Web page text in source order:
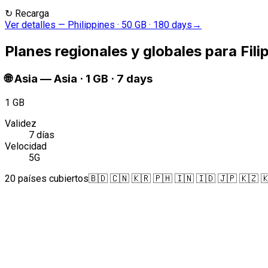
↻ Recarga
Ver detalles — Philippines · 50 GB · 180 days →
Planes regionales y globales para
🌐Asia —Asia · 1 GB · 7 days
1 GB
Validez
7 días
Velocidad
5G
20 países cubiertos🇧🇩 🇨🇳 🇰🇷 🇵🇭 🇮🇳 🇮🇩 🇯🇵 🇰🇿